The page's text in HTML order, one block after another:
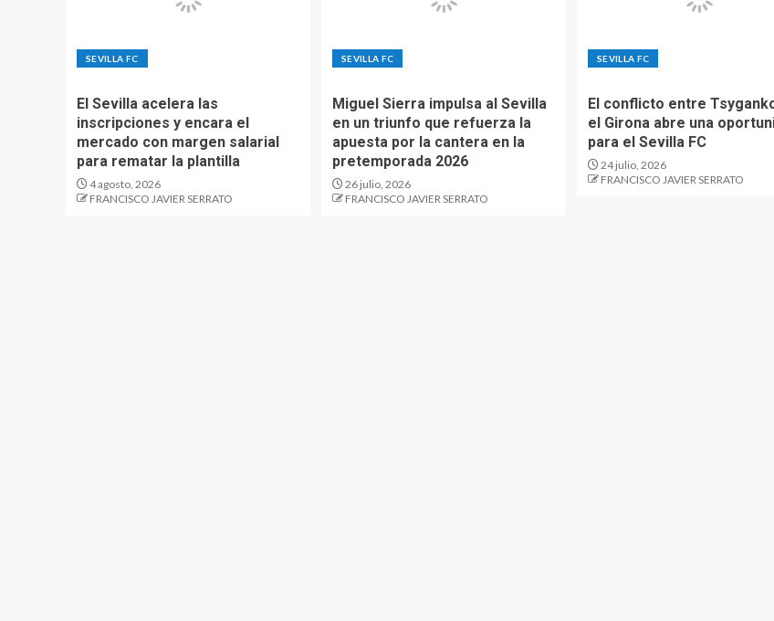
SEVILLA FC
El Sevilla acelera las
inscripciones y encara el
mercado con margen salarial
para rematar la plantilla
4 agosto, 2026
FRANCISCO JAVIER SERRATO
SEVILLA FC
Miguel Sierra impulsa al Sevilla
en un triunfo que refuerza la
apuesta por la cantera en la
pretemporada 2026
26 julio, 2026
FRANCISCO JAVIER SERRATO
SEVILLA FC
El conflicto entre
el Girona abre una
para el Sevilla FC
24 julio, 2026
FRANCISCO JAVIER SERRATO